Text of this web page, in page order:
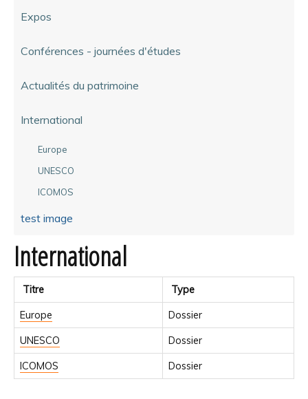
Expos
Conférences - journées d'études
Actualités du patrimoine
International
Europe
UNESCO
ICOMOS
test image
International
Titre Type
Europe Dossier
UNESCO Dossier
ICOMOS Dossier